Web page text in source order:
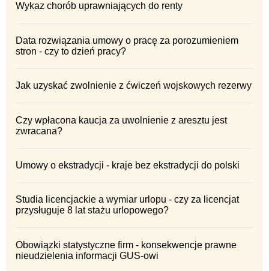
Wykaz chorób uprawniających do renty
Data rozwiązania umowy o pracę za porozumieniem
stron - czy to dzień pracy?
Jak uzyskać zwolnienie z ćwiczeń wojskowych rezerwy
Czy wpłacona kaucja za uwolnienie z aresztu jest
zwracana?
Umowy o ekstradycji - kraje bez ekstradycji do polski
Studia licencjackie a wymiar urlopu - czy za licencjat
przysługuje 8 lat stażu urlopowego?
Obowiązki statystyczne firm - konsekwencje prawne
nieudzielenia informacji GUS-owi